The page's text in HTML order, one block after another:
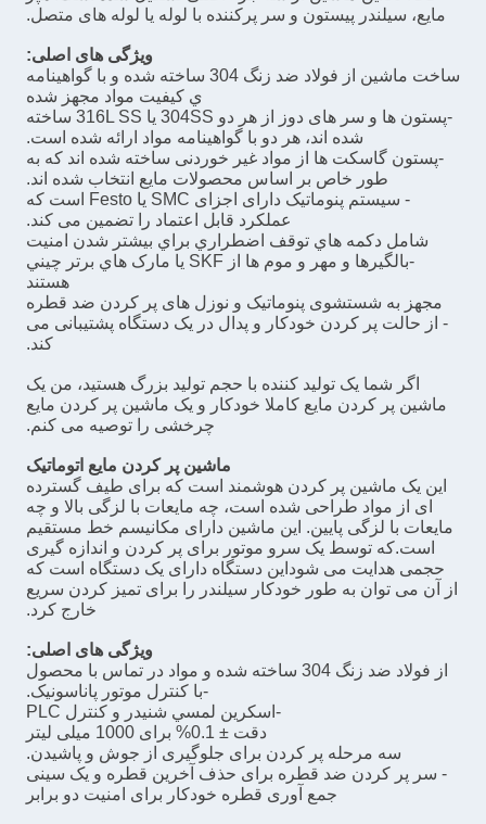
مایع، سیلندر پیستون و سر پرکننده با لوله یا لوله های متصل.
ویژگی های اصلی:
ساخت ماشين از فولاد ضد زنگ 304 ساخته شده و با گواهينامه
ي کيفيت مواد مجهز شده
-پستون ها و سر های دوز از هر دو 304SS یا 316L SS ساخته
شده اند، هر دو با گواهینامه مواد ارائه شده است.
-پستون گاسکت ها از مواد غیر خوردنی ساخته شده اند که به
طور خاص بر اساس محصولات مایع انتخاب شده اند.
- سیستم پنوماتیک دارای اجزای SMC یا Festo است که
عملکرد قابل اعتماد را تضمین می کند.
شامل دکمه هاي توقف اضطراري براي بيشتر شدن امنيت
-بالگيرها و مهر و موم ها از SKF يا مارک هاي برتر چيني
هستند
مجهز به شستشوی پنوماتیک و نوزل های پر کردن ضد قطره
- از حالت پر کردن خودکار و پدال در یک دستگاه پشتیبانی می
کند.
اگر شما یک تولید کننده با حجم تولید بزرگ هستید، من یک
ماشین پر کردن مایع کاملا خودکار و یک ماشین پر کردن مایع
چرخشی را توصیه می کنم.
ماشین پر کردن مایع اتوماتیک
این یک ماشین پر کردن هوشمند است که برای طیف گسترده
ای از مواد طراحی شده است، چه مایعات با لزگی بالا و چه
مایعات با لزگی پایین. این ماشین دارای مکانیسم خط مستقیم
است.که توسط یک سرو موتور برای پر کردن و اندازه گیری
حجمی هدایت می شوداین دستگاه دارای یک دستگاه است که
از آن می توان به طور خودکار سیلندر را برای تمیز کردن سریع
خارج کرد.
ویژگی های اصلی:
از فولاد ضد زنگ 304 ساخته شده و مواد در تماس با محصول
-با کنترل موتور پاناسونیک.
-اسکرين لمسي شنيدر و کنترل PLC
دقت ± 0.1% برای 1000 میلی لیتر
سه مرحله پر کردن برای جلوگیری از جوش و پاشیدن.
- سر پر کردن ضد قطره برای حذف آخرین قطره و یک سینی
جمع آوری قطره خودکار برای امنیت دو برابر